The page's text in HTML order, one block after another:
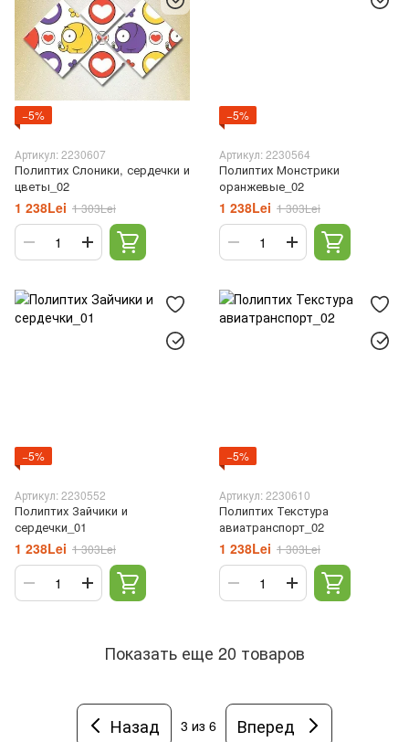
−5%
Артикул: 2230607
Полиптих Слоники, сердечки и
цветы_02
1 238Lei 1 303Lei
−5%
Артикул: 2230564
Полиптих Монстрики
оранжевые_02
1 238Lei 1 303Lei
−5%
Артикул: 2230552
Полиптих Зайчики и
сердечки_01
1 238Lei 1 303Lei
−5%
Артикул: 2230610
Полиптих Текстура
авиатранспорт_02
1 238Lei 1 303Lei
Показать еще 20 товаров
Назад 3 из 6 Вперед